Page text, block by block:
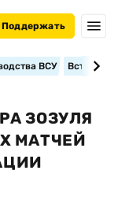
Поддержать
ВСУ
ЗОЗУЛЯ
МАТЧЕЙ